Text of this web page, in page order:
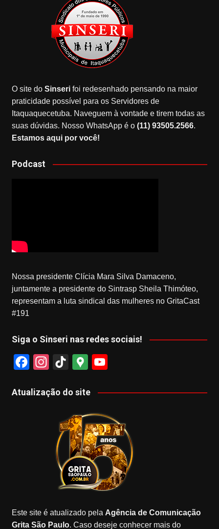
O site do Sinserifoi redesenhado pensando na maior
praticidade possível para os Servidores de
Itaquaquecetuba. Naveguem à vontade e tirem todas as
suas dúvidas. Nosso WhatsApp é o (11) 93505.2566.
Estamos aqui por você!
Podcast
Nossa presidente Clícia Mara Silva Damaceno,
juntamente a presidente do Sintrasp Sheila Thimóteo,
representam a luta sindical das mulheres no GritaCast
#191
Siga o Sinseri nas redes sociais!
F
c
In
a
m
Ti
T
k
G
o
gl
e
M
a
p
s
u
u
b
e
Atualização do site
Este site é atualizado pela Agência de Comunicação
Grita São Paulo. Caso deseje conhecer mais do